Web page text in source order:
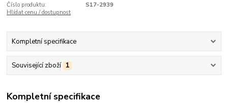
Číslo produktu:
S17-2939
Hlídat cenu / dostupnost
Kompletní specifikace
Související zboží 1
Kompletní specifikace